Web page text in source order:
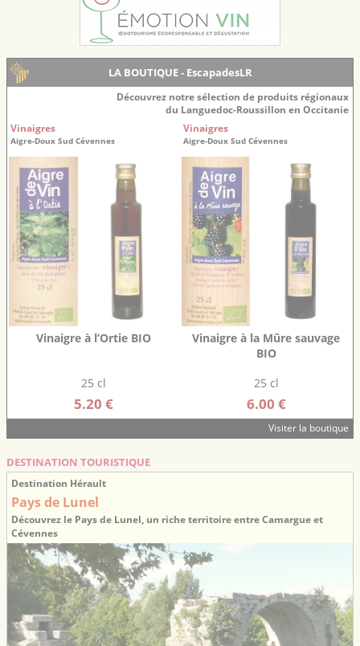
LA BOUTIQUE - EscapadesLR
Découvrez notre sélection de produits régionaux
du Languedoc-Roussillon en Occitanie
Vinaigres
Aigre-Doux Sud Cévennes
Vinaigre à l’Ortie BIO
25 cl
5.20 €
Vinaigres
Aigre-Doux Sud Cévennes
Vinaigre à la Mûre sauvage
BIO
25 cl
6.00 €
Visiter la boutique
DESTINATION TOURISTIQUE
Destination Hérault
Pays de Lunel
Découvrez le Pays de Lunel, un riche territoire entre Camargue et
Cévennes